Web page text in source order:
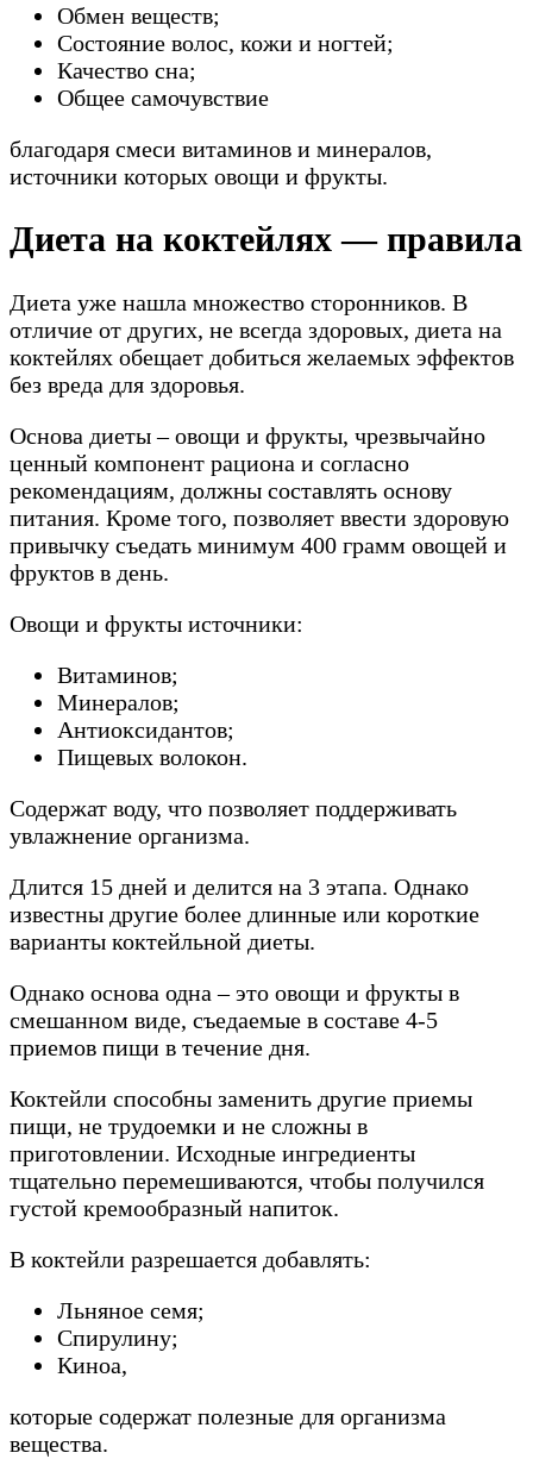
Обмен веществ;
Состояние волос, кожи и ногтей;
Качество сна;
Общее самочувствие
благодаря смеси витаминов и минералов,
источники которых овощи и фрукты.
Диета на коктейлях — правила
Диета уже нашла множество сторонников. В
отличие от других, не всегда здоровых, диета на
коктейлях обещает добиться желаемых эффектов
без вреда для здоровья.
Основа диеты – овощи и фрукты, чрезвычайно
ценный компонент рациона и согласно
рекомендациям, должны составлять основу
питания. Кроме того, позволяет ввести здоровую
привычку съедать минимум 400 грамм овощей и
фруктов в день.
Овощи и фрукты источники:
Витаминов;
Минералов;
Антиоксидантов;
Пищевых волокон.
Содержат воду, что позволяет поддерживать
увлажнение организма.
Длится 15 дней и делится на 3 этапа. Однако
известны другие более длинные или короткие
варианты коктейльной диеты.
Однако основа одна – это овощи и фрукты в
смешанном виде, съедаемые в составе 4-5
приемов пищи в течение дня.
Коктейли способны заменить другие приемы
пищи, не трудоемки и не сложны в
приготовлении. Исходные ингредиенты
тщательно перемешиваются, чтобы получился
густой кремообразный напиток.
В коктейли разрешается добавлять:
Льняное семя;
Спирулину;
Киноа,
которые содержат полезные для организма
вещества.